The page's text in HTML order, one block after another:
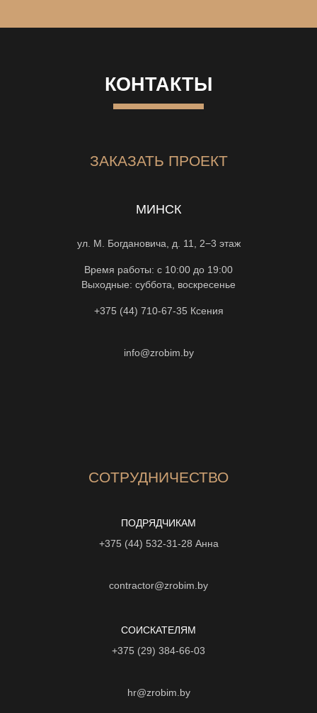
КОНТАКТЫ
ЗАКАЗАТЬ ПРОЕКТ
МИНСК
ул. М. Богдановича, д. 11, 2−3 этаж
Время работы: с 10:00 до 19:00
Выходные: суббота, воскресенье
+375 (44) 710-67-35 Ксения
info@zrobim.by
СОТРУДНИЧЕСТВО
ПОДРЯДЧИКАМ
+375 (44) 532-31-28 Анна
contractor@zrobim.by
СОИСКАТЕЛЯМ
+375 (29) 384-66-03
hr@zrobim.by